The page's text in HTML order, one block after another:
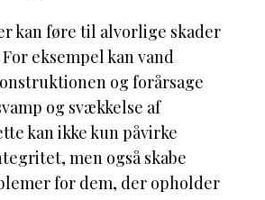
kan føre til alvorlige skader
eksempel kan vand
og forårsage
og svækkelse af
kan ikke kun påvirke
men også skabe
for dem, der opholder